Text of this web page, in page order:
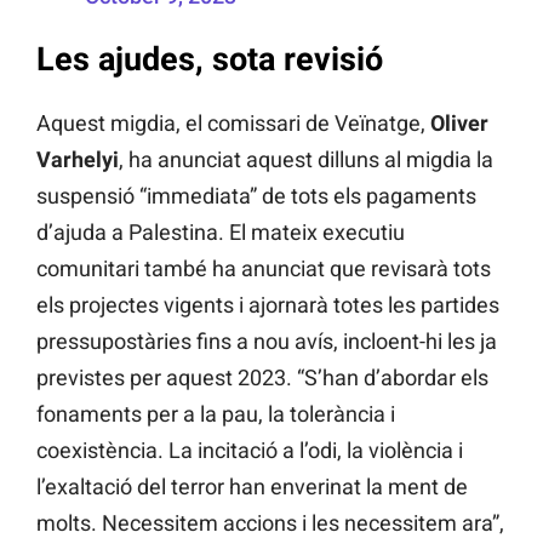
Les ajudes, sota revisió
Aquest migdia, el comissari de Veïnatge, Oliver
Varhelyi, ha anunciat aquest dilluns al migdia la
suspensió “immediata” de tots els pagaments
d’ajuda a Palestina. El mateix executiu
comunitari també ha anunciat que revisarà tots
els projectes vigents i ajornarà totes les partides
pressupostàries fins a nou avís, incloent-hi les ja
previstes per aquest 2023. “S’han d’abordar els
fonaments per a la pau, la tolerància i
coexistència. La incitació a l’odi, la violència i
l’exaltació del terror han enverinat la ment de
molts. Necessitem accions i les necessitem ara”,